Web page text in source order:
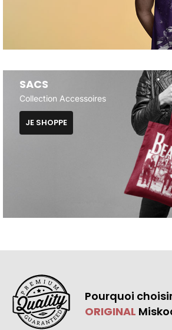
SACS
Collection Accessoires
JE SHOPPE
Pourquoi
ORIGINAL